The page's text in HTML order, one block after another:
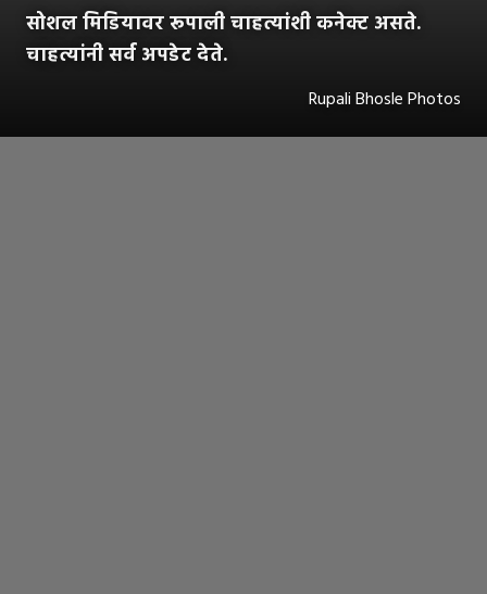
सोशल मिडियावर रूपाली चाहत्यांशी कनेक्ट असते.
चाहत्यांनी सर्व अपडेट देते.
Rupali Bhosle Photos